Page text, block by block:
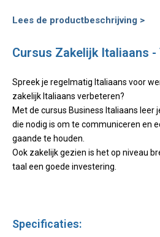
Lees de productbeschrijving >
Cursus Zakelijk Italiaans -
Spreek je regelmatig Italiaans voor
zakelijk Italiaans verbeteren?
Met de cursus Business Italiaans leer
die nodig is om te communiceren en
gaande te houden.
Ook zakelijk gezien is het op niveau
taal een goede investering.
Specificaties: